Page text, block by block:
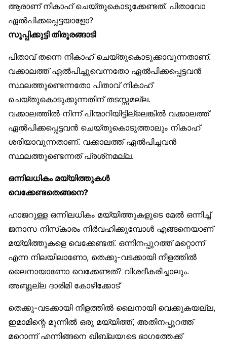
ആരാണ് നികാഹ് ചെയ്തുകൊടുക്കേണ്ടത്. പിതാവോ
ഏൽപിക്കപ്പെട്ടയാളോ?
സൂപ്പിക്കുട്ടി തിരൂരങ്ങാടി
പിതാവ് തന്നെ നികാഹ് ചെയ്തുകൊടുക്കാവുന്നതാണ്.
വക്കാലത്ത് ഏൽപിച്ചുവെന്നതോ ഏൽപിക്കപ്പെട്ടവൻ
സ്ഥലത്തുണ്ടെന്നതോ പിതാവ് നികാഹ്
ചെയ്തുകൊടുക്കുന്നതിന് തടസ്സമല്ല.
വക്കാലത്തിൽ നിന്ന് പിന്മാറിയിട്ടില്ലെങ്കിൽ വക്കാലത്ത്
ഏൽപിക്കപ്പെട്ടവൻ ചെയ്തുകൊടുത്താലും നികാഹ്
ശരിയാവുന്നതാണ്. വക്കാലത്ത് ഏൽപിച്ചവൻ
സ്ഥലത്തുണ്ടെന്നത് പ്രശ്‌നമല്ല.
ഒന്നിലധികം മയ്യിത്തുകൾ
വെക്കേണ്ടതെങ്ങനെ?
ഹാജറുള്ള ഒന്നിലധികം മയ്യിത്തുകളുടെ മേൽ ഒന്നിച്ച്
ജനാസ നിസ്‌കാരം നിർവഹിക്കുമ്പോൾ എങ്ങനെയാണ്
മയ്യിത്തുകളെ വെക്കേണ്ടത്. ഒന്നിനപ്പുറത്ത് മറ്റൊന്ന്
എന്ന നിലയിലാണോ, തെക്കു-വടക്കായി നീളത്തിൽ
ലൈനായാണോ വെക്കേണ്ടത്? വിശദീകരിച്ചാലും.
അബ്ദുല്ല ദാരിമി കോഴിക്കോട്
തെക്കു-വടക്കായി നീളത്തിൽ ലൈനായി വെക്കുകയല്ല,
ഇമാമിന്റെ മുന്നിൽ ഒരു മയ്യിത്ത്, അതിനപ്പുറത്ത്
മറ്റൊന്ന് എന്നിങ്ങനെ ഖിബ്‌ലയുടെ ഭാഗത്തേക്ക്